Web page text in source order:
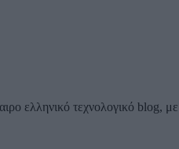
ελληνικό τεχνολογικό blog,